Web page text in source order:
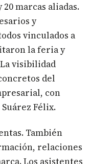
marcas aliadas.
y
vinculados a
la feria y
visibilidad
del
con
Félix.
También
relaciones